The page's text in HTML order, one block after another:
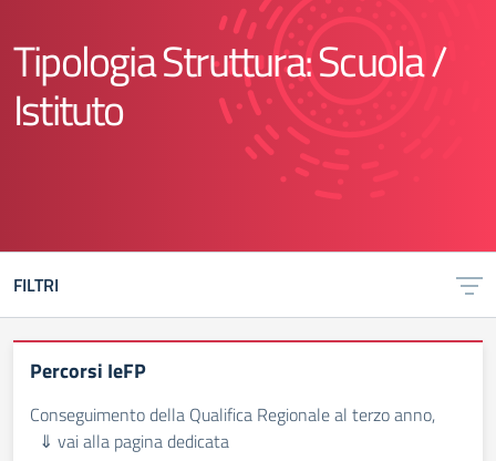
Tipologia Struttura:Scuola /
Istituto
FILTRI
Percorsi IeFP
Conseguimento della Qualifica Regionale al terzo anno,
⇓ vai alla pagina dedicata